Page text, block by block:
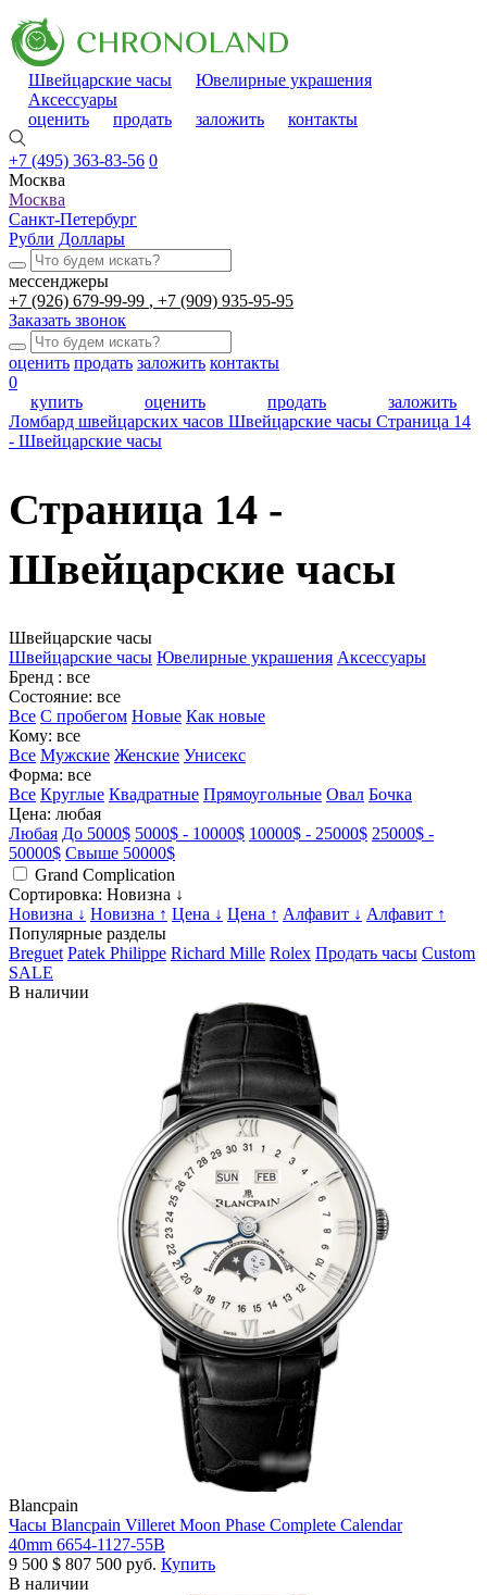
Швейцарские часы
Ювелирные украшения
Аксессуары
оценить
продать заложить контакты
+7 (495) 363-83-56 0
Москва
Москва
Санкт-Петербург
Рубли Доллары
мессенджеры
+7 (926) 679-99-99
+7 (909) 935-95-95
Заказать звонок
оценить продать заложить контакты
0
купить
оценить продать
заложить
Ломбард швейцарских часов Швейцарские часы Страница 14
- Швейцарские часы
Страница 14 -
Швейцарские часы
Швейцарские часы
Швейцарские часы Ювелирные украшения Аксессуары
Бренд : все
Состояние: все
Все С пробегом Новые Как новые
Кому: все
Все Мужские Женские Унисекс
Форма: все
Все Круглые Квадратные Прямоугольные Овал Бочка
Цена: любая
Любая До 5000$ 5000$ - 10000$ 10000$ - 25000$ 25000$ -
50000$ Свыше 50000$
Grand Complication
Сортировка: Новизна ↓
Новизна ↓ Новизна ↑ Цена ↓ Цена ↑ Алфавит ↓ Алфавит ↑
Популярные разделы
Breguet Patek Philippe Richard Mille Rolex Продать часы Custom
SALE
В наличии
Blancpain
Часы Blancpain Villeret Moon Phase Complete Calendar
40mm 6654-1127-55B
9 500 $ 807 500 руб. Купить
В наличии